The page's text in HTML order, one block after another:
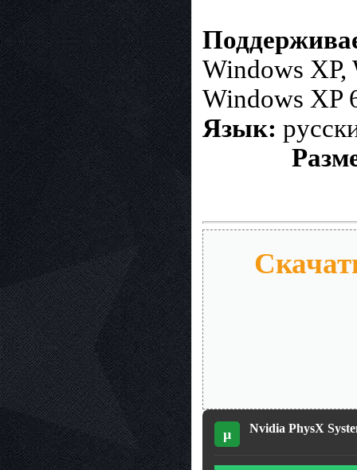
Windows XP,
Windows XP
Язык:
µ Nvidia PhysX